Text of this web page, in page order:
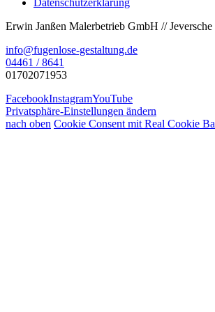
Erwin Janßen Malerbetrieb GmbH //
info@fugenlose-gestaltung.de
04461 / 8641
01702071953
FacebookInstagramYouTube
Privatsphäre-Einstellungen ändern
nach oben Cookie Consent mit Real Cookie